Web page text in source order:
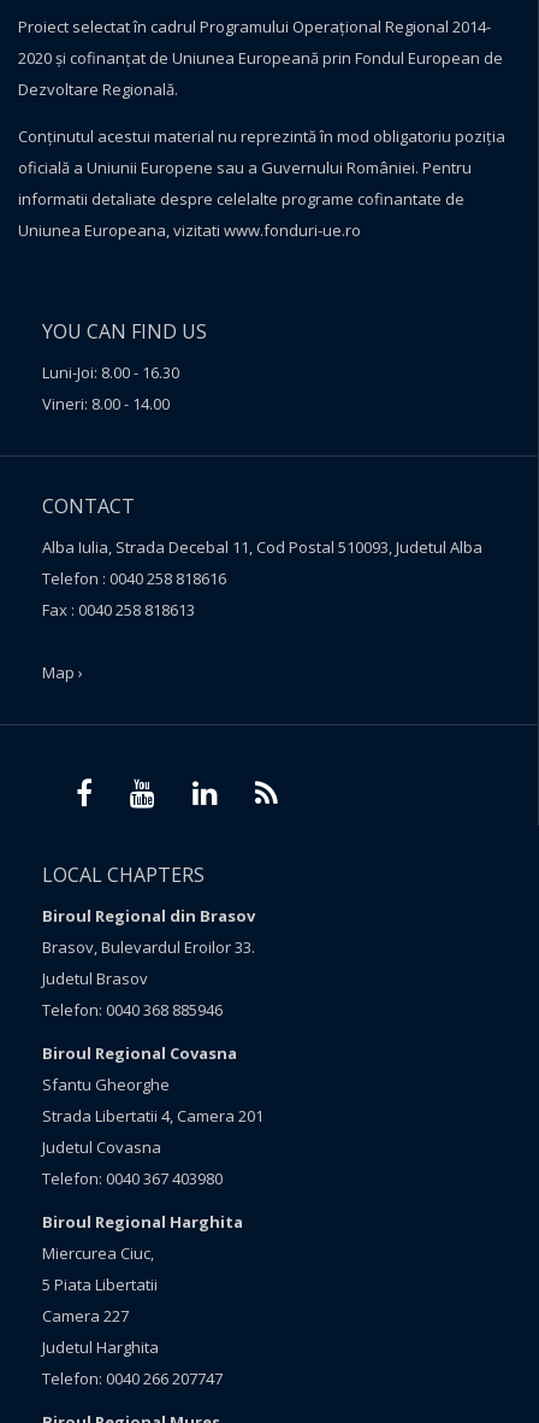
Proiect selectat în cadrul Programului Operațional Regional 2014-
2020 și cofinanțat de Uniunea Europeană prin Fondul European de
Dezvoltare Regională.
Conţinutul acestui material nu reprezintă în mod obligatoriu poziţia
oficială a Uniunii Europene sau a Guvernului României. Pentru
informatii detaliate despre celelalte programe cofinantate de
Uniunea Europeana, vizitati www.fonduri-ue.ro
YOU CAN FIND US
Luni-Joi: 8.00 - 16.30
Vineri: 8.00 - 14.00
CONTACT
Alba Iulia, Strada Decebal 11, Cod Postal 510093, Judetul Alba
Telefon : 0040 258 818616
Fax : 0040 258 818613
Map ›
LOCAL CHAPTERS
Biroul Regional din Brasov
Brasov, Bulevardul Eroilor 33.
Judetul Brasov
Telefon: 0040 368 885946
Biroul Regional Covasna
Sfantu Gheorghe
Strada Libertatii 4, Camera 201
Judetul Covasna
Telefon: 0040 367 403980
Biroul Regional Harghita
Miercurea Ciuc,
5 Piata Libertatii
Camera 227
Judetul Harghita
Telefon: 0040 266 207747